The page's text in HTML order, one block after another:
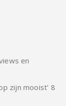
en
zijn mooist’ 8